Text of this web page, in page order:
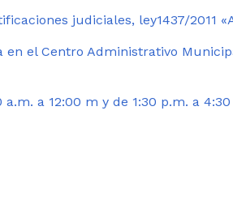
judiciales, ley1437/2011
el Centro Administrativo
a.m. a 12:00 m y de 1:30 p.m. a